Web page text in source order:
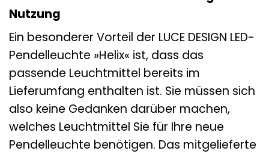
Nutzung
Ein besonderer Vorteil der LUCE DESIGN LED-
Pendelleuchte »Helix« ist, dass das
passende Leuchtmittel bereits im
Lieferumfang enthalten ist. Sie müssen sich
also keine Gedanken darüber machen,
welches Leuchtmittel Sie für Ihre neue
Pendelleuchte benötigen. Das mitgelieferte